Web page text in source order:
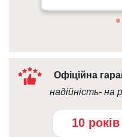
Офіційна
надійність- на
10 років